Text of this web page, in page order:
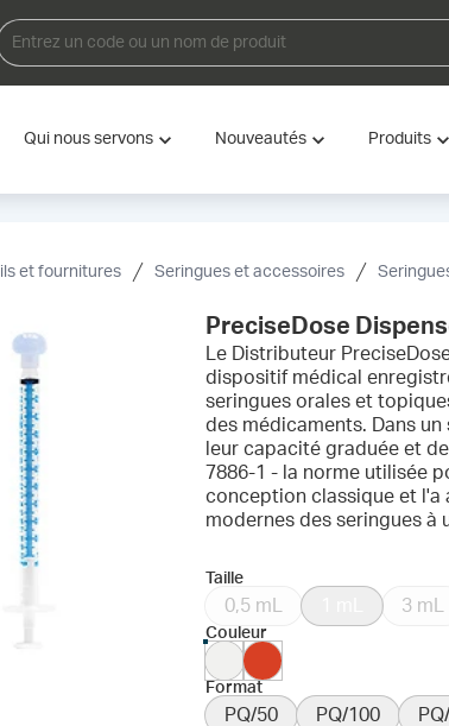
Qui nous servons Nouveautés Produits
et fournitures Seringues et accessoires
PreciseDose
Le Distributeur
dispositif médical
seringues orales et
des médicaments. Dans
leur capacité graduée et
7886-1 - la norme utilisée
conception classique et l'a
modernes des seringues à
Taille
0,5 mL 3 mL
Couleur
Format
PQ/50 PQ/100